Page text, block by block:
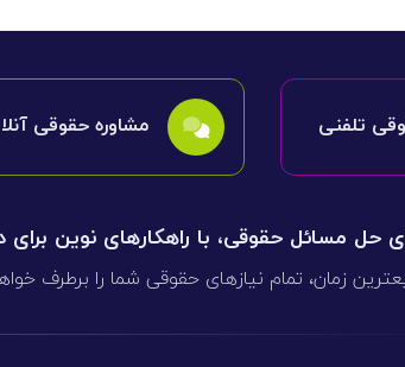
تلفنی مشاوره حقوقی
حل مسائل حقوقی، با راهکارهای نوین
زمان، تمام نیازهای حقوقی شما را برطرف